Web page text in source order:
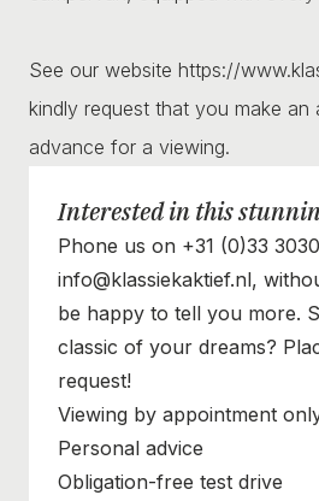
See our website https://
kindly request that you make an
advance for a viewing.
Interested in this
Phone us on +31 (0)33
info@klassiekaktief.nl,
be happy to tell you more.
classic of your dreams?
request!
Viewing by appointment
Personal advice
Obligation-free test drive